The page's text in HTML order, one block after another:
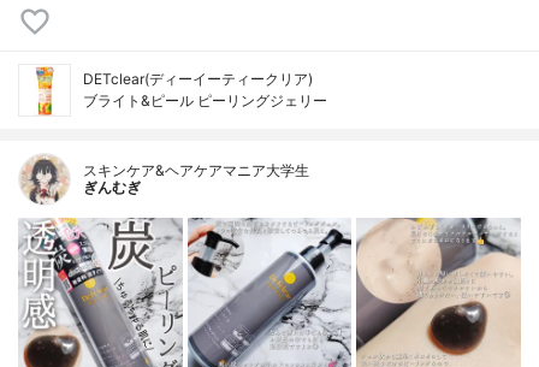
DETclear(ディーイーティークリア)
ブライト&ピール ピーリングジェリー
スキンケア&ヘアケアマニア大学生
ぎんむぎ